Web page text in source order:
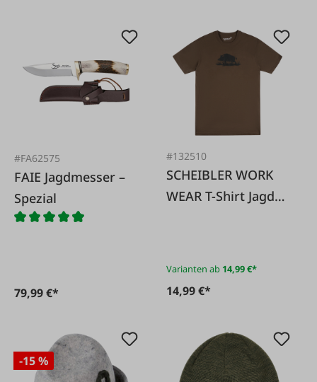
#FA62575
FAIE Jagdmesser –
Spezial
79,99 €*
#132510
SCHEIBLER WORK
WEAR T-Shirt Jagd
Varianten ab 14,99 €*
14,99 €*
-15 %